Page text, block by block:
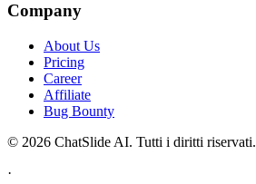
Company
About Us
Pricing
Career
Affiliate
Bug Bounty
© 2026 ChatSlide AI. Tutti i diritti riservati.
·